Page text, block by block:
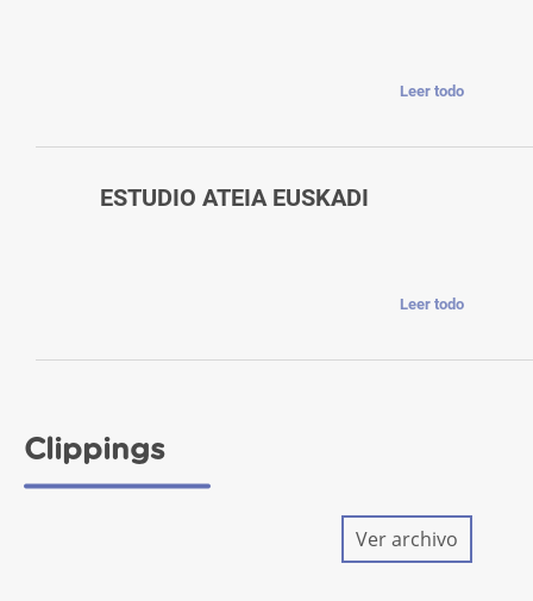
Leer todo
ESTUDIO ATEIA EUSKADI
Leer todo
Clippings
Ver archivo